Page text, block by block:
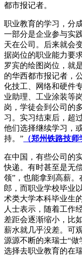
都市报记者。
职业教育的学习，分
一部分是企业参与实
天在公司。后来就会
据岗位的职业能力要
罗宾的绘图岗位，就
的华西都市报记者，
化技工、网络和硬件
业助理、工业涂装等
岗，学徒会到公司的
习。实习结束后，超
他们选择继续学习，
持。” （郑州铁路技师
在中国，有些公司的
快递。有时甚至是无
领”，也能拿到高薪。
郎，而职业学校毕业
术类大学本科毕业生
人士表示，随着工作
差距会逐渐缩小，比
薪水就几乎没差。可
源源不断的来瑞士“做
选择去职业教育的在